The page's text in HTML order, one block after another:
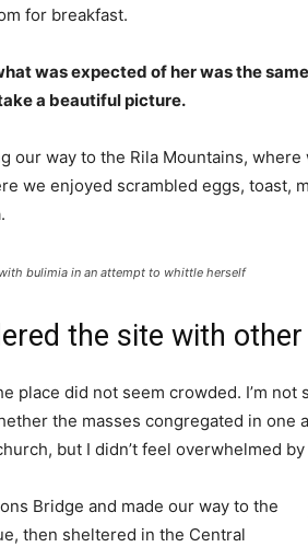
for breakfast.
was expected of her was the
a beautiful picture.
our way to the Rila Mountains,
we enjoyed scrambled eggs, toast,
bulimia in an attempt to whittle herself
the site with
place did not seem crowded. I’m
the masses congregated in one
but I didn’t feel overwhelmed
Bridge and made our way to the
then sheltered in the Central